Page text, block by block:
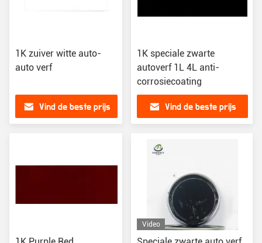
1K zuiver witte auto-
auto verf
Vind de beste prijs
1K speciale zwarte
autoverf 1L 4L anti-
corrosiecoating
Vind de beste prijs
Video